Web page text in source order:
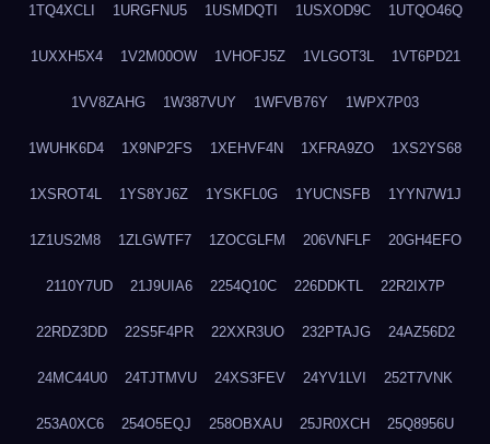
1TQ4XCLI 1URGFNU5 1USMDQTI 1USXOD9C 1UTQO46Q
1UXXH5X4 1V2M00OW 1VHOFJ5Z 1VLGOT3L 1VT6PD21
1VV8ZAHG 1W387VUY 1WFVB76Y 1WPX7P03
1WUHK6D4 1X9NP2FS 1XEHVF4N 1XFRA9ZO 1XS2YS68
1XSROT4L 1YS8YJ6Z 1YSKFL0G 1YUCNSFB 1YYN7W1J
1Z1US2M8 1ZLGWTF7 1ZOCGLFM 206VNFLF 20GH4EFO
2110Y7UD 21J9UIA6 2254Q10C 226DDKTL 22R2IX7P
22RDZ3DD 22S5F4PR 22XXR3UO 232PTAJG 24AZ56D2
24MC44U0 24TJTMVU 24XS3FEV 24YV1LVI 252T7VNK
253A0XC6 254O5EQJ 258OBXAU 25JR0XCH 25Q8956U